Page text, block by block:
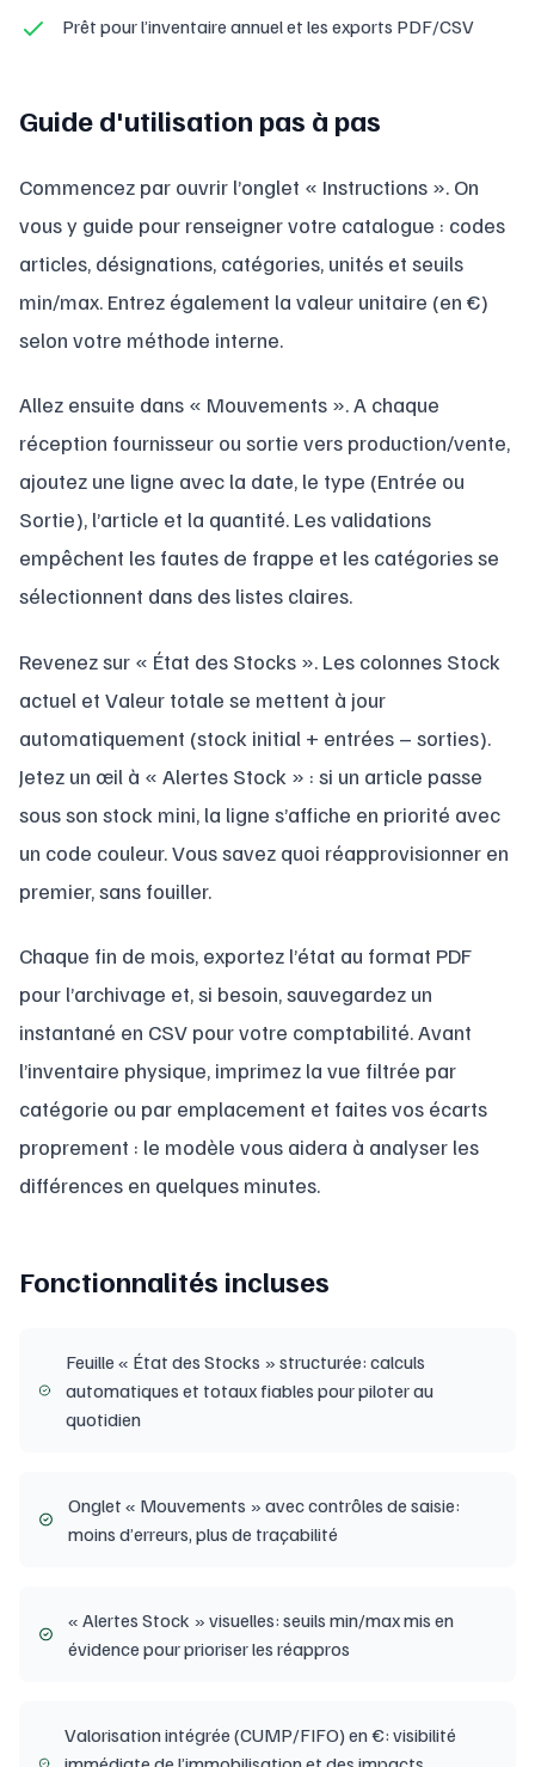
Prêt pour l’inventaire annuel et les exports PDF/CSV
Guide d'utilisation pas à pas
Commencez par ouvrir l’onglet « Instructions ». On
vous y guide pour renseigner votre catalogue : codes
articles, désignations, catégories, unités et seuils
min/max. Entrez également la valeur unitaire (en €)
selon votre méthode interne.
Allez ensuite dans « Mouvements ». A chaque
réception fournisseur ou sortie vers production/vente,
ajoutez une ligne avec la date, le type (Entrée ou
Sortie), l’article et la quantité. Les validations
empêchent les fautes de frappe et les catégories se
sélectionnent dans des listes claires.
Revenez sur « État des Stocks ». Les colonnes Stock
actuel et Valeur totale se mettent à jour
automatiquement (stock initial + entrées – sorties).
Jetez un œil à « Alertes Stock » : si un article passe
sous son stock mini, la ligne s’affiche en priorité avec
un code couleur. Vous savez quoi réapprovisionner en
premier, sans fouiller.
Chaque fin de mois, exportez l’état au format PDF
pour l’archivage et, si besoin, sauvegardez un
instantané en CSV pour votre comptabilité. Avant
l’inventaire physique, imprimez la vue filtrée par
catégorie ou par emplacement et faites vos écarts
proprement : le modèle vous aidera à analyser les
différences en quelques minutes.
Fonctionnalités incluses
Feuille « État des Stocks » structurée: calculs
automatiques et totaux fiables pour piloter au
quotidien
Onglet « Mouvements » avec contrôles de saisie:
moins d’erreurs, plus de traçabilité
« Alertes Stock » visuelles: seuils min/max mis en
évidence pour prioriser les réappros
Valorisation intégrée (CUMP/FIFO) en €: visibilité